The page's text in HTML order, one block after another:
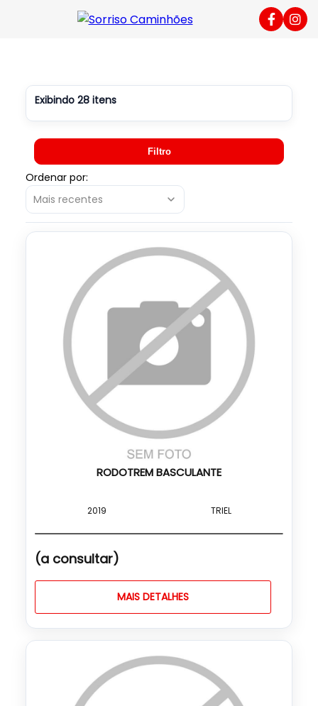
caminhões, carretas e
Exibindo 28 itens
Filtro
Ordenar por:
Mais recentes
RODOTREM BASCULANTE
2019 TRIEL
(a consultar)
MAIS DETALHES